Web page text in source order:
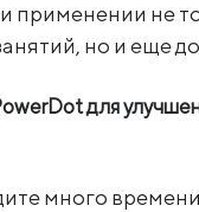
применении не
но и еще
для
много